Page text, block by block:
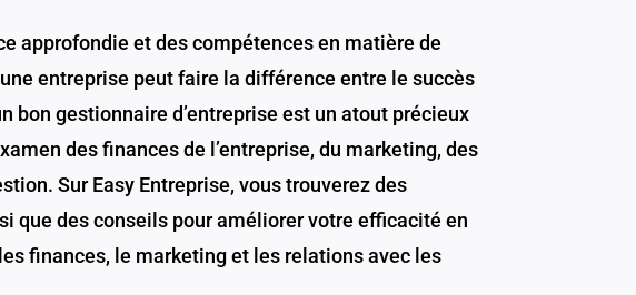
approfondie et des compétences en matière de
entreprise peut faire la différence entre le succès
bon gestionnaire d’entreprise est un atout précieux
des finances de l’entreprise, du marketing, des
Sur Easy Entreprise, vous trouverez des
que des conseils pour améliorer votre efficacité en
finances, le marketing et les relations avec les